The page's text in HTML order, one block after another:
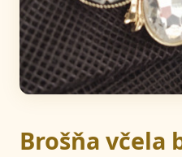
Brošňa včela